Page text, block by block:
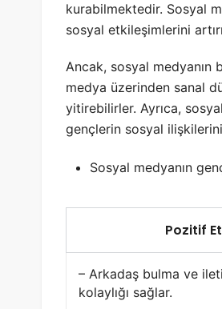
kurabilmektedir. Sosyal
sosyal etkileşimlerini
Ancak, sosyal medyanın
medya üzerinden sanal
yitirebilirler. Ayrıca,
gençlerin sosyal
Sosyal medyanın
Pozitif
– Arkadaş bulma ve
kolaylığı sağlar.